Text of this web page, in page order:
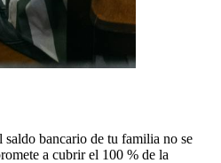
bancario de tu familia no se
a cubrir el 100 % de la